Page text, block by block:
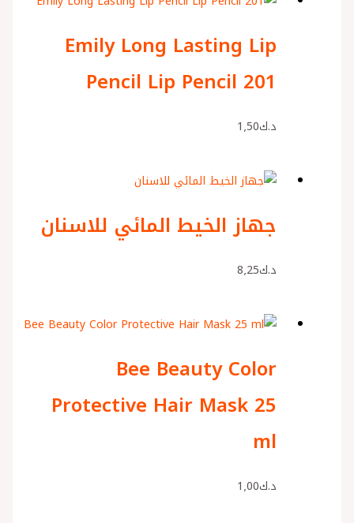
Emily Long Lasting Lip
Pencil Lip Pencil 201
د.ك1٫50
جهاز الخيط المائي للاسنان
د.ك8٫25
Bee Beauty Color
Protective Hair Mask 25
ml
د.ك1٫00